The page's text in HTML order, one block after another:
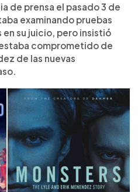
de prensa el pasado 3 de
examinando pruebas
su juicio, pero insistió
comprometido de
de las nuevas